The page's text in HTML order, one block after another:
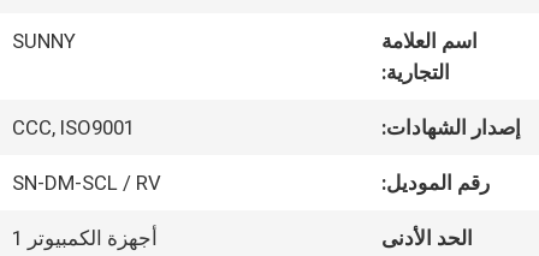
أشرطة
معلومات
اسم العلامة
التجارية:
SUNNY
إصدار الشهادات: CCC, ISO9001
رقم الموديل: SN-DM-SCL / RV
الحد الأدنى
أجهزة الكمبيوتر 1